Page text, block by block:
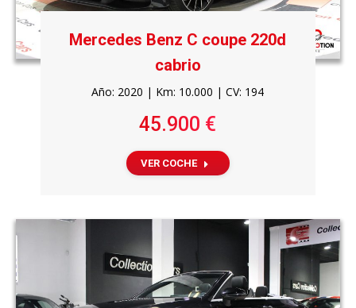
Mercedes Benz C coupe 220d
cabrio
Año: 2020 | Km: 10.000 | CV: 194
45.900 €
VER COCHE